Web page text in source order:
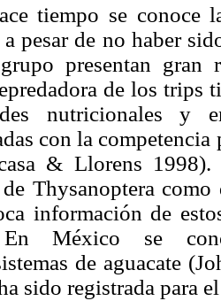
tiempo se conoce
pesar de no haber
presentan
de los trips
nutricionales y
con la
& Llorens
de Thysanoptera
información de
México se
de aguacate
sido registrada para